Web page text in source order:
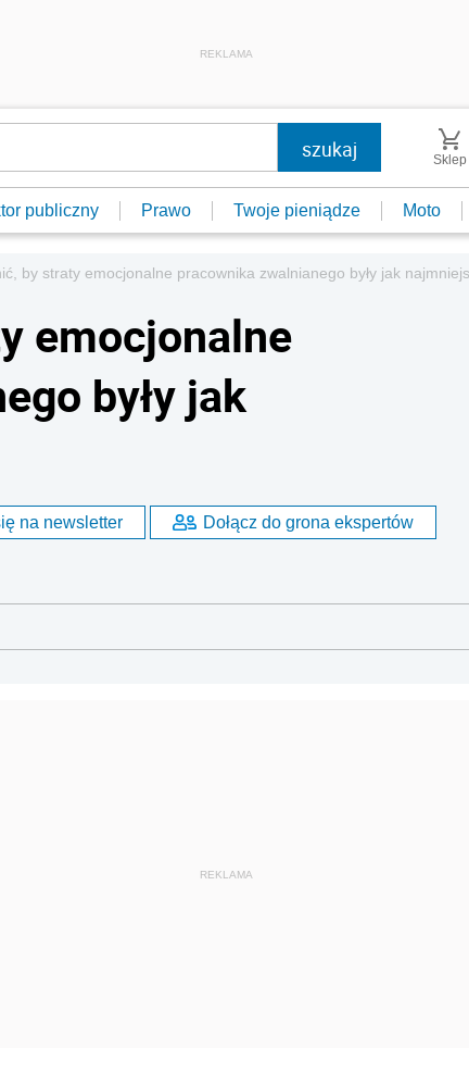
REKLAMA
Sklep
publiczny Prawo Twoje pieniądze Moto
by straty emocjonalne pracownika zwalnianego były jak
emocjonalne
były jak
na newsletter Dołącz do grona ekspertów